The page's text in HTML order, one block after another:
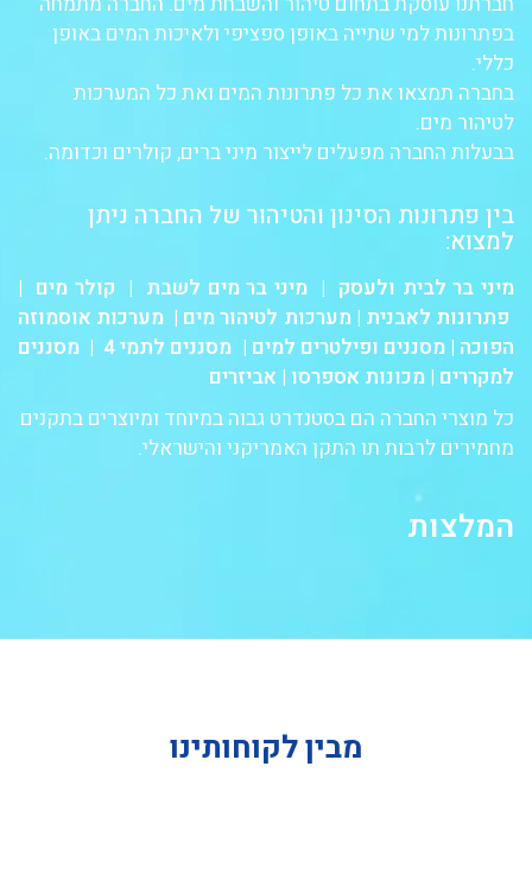
בפתרונות למי שתייה באופן ספציפי ולאיכות המים באופן
כללי.
בחברה תמצאו את כל פתרונות המים ואת כל המערכות
לטיהור מים.
בבעלות החברה מפעלים לייצור מיני ברים, קולרים וכדומה.
בין פתרונות הסינון והטיהור של החברה ניתן
למצוא:
מיני בר לבית ולעסק |מיני בר מים לשבת | קולר מים |
פתרונות לאבנית |מערכות לטיהור מים | מערכות אוסמוזה
הפוכה |מסננים ופילטרים למים | מסננים לתמי 4
| מסננים
למקררים | מכונות אספרסו | אביזרים
כל מוצרי החברה הם בסטנדרט גבוה במיוחד ומיוצרים בתקנים
מחמירים לרבות תו התקן האמריקני והישראלי.
המלצות
מבין לקוחותינו